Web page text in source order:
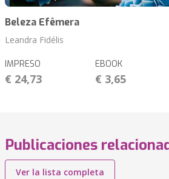
Beleza Efêmera
Leandra Fidélis
IMPRESO
€ 24,73
EBOOK
€ 3,65
Publicaciones
Ver la lista completa